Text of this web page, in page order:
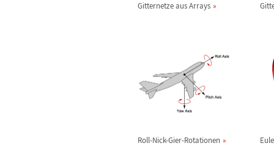
Gitternetze aus Arrays
Roll-Nick-Gier-Rotationen